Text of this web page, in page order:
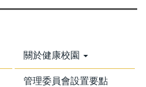
關於健康校園
管理委員會設置要點